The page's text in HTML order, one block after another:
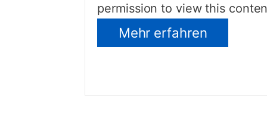
permission to view this
Mehr erfahren